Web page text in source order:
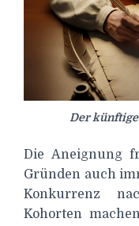
Der
Die Aneignung
Gründen auch
Konkurrenz
Kohorten